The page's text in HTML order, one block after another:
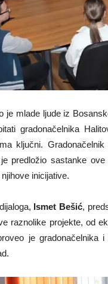
je mlade ljude iz
gradonačelnika
ključni.
predložio sastanke
inicijative.
Ismet Bešić,
raznolike projekte, od
je gradonačelnika